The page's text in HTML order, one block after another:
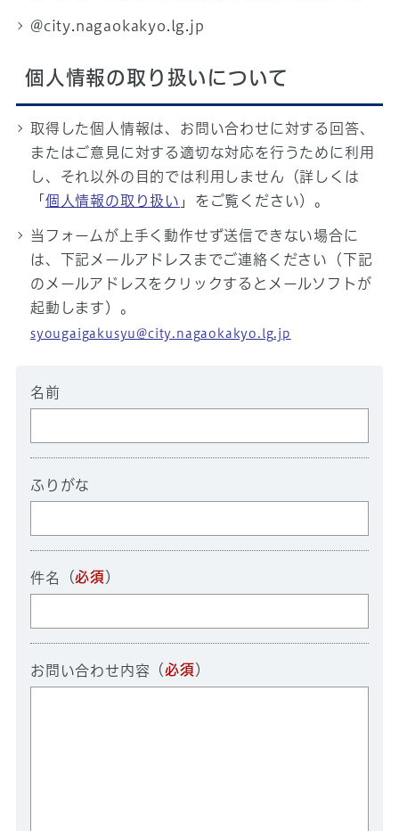
@city.nagaokakyo.lg.jp
個人情報の取り扱いについて
取得した個人情報は、お問い合わせに対する回答、
またはご意見に対する適切な対応を行うために利用
し、それ以外の目的では利用しません（詳しくは
「 個人情報の取り扱い 」をご覧ください）。
当フォームが上手く動作せず送信できない場合に
は、下記メールアドレスまでご連絡ください（下記
のメールアドレスをクリックするとメールソフトが
起動します）。
syougaigakusyu@city.nagaokakyo.lg.jp
名前
ふりがな
件名 （必須 ）
お問い合わせ内容 （必須 ）